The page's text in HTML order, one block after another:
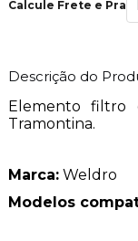
Calcule Frete e
Descrição do
Elemento filtro
Tramontina.
Marca:Weldro
Modelos